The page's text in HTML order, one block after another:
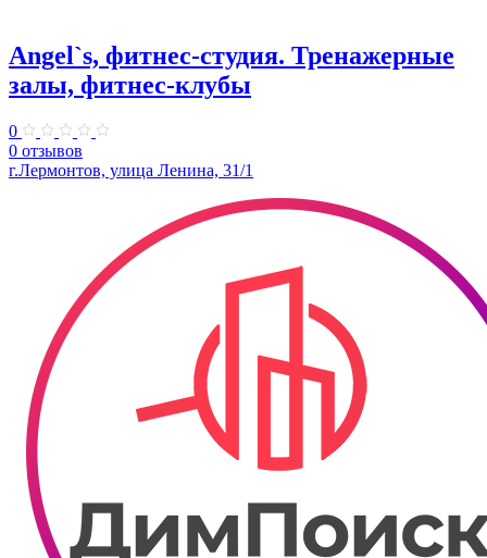
Angel`s, фитнес-студия. Тренажерные
залы, фитнес-клубы
0
0 отзывов
г.Лермонтов, улица Ленина, 31/1